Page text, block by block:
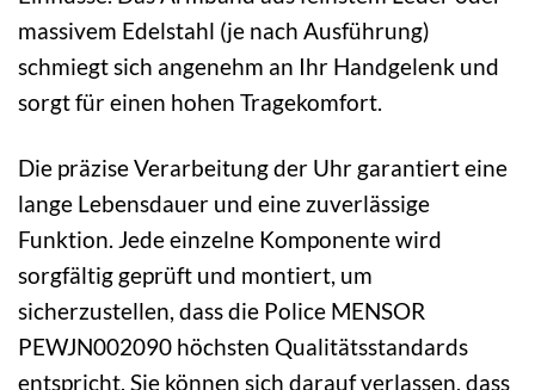
massivem Edelstahl (je nach Ausführung)
schmiegt sich angenehm an Ihr Handgelenk und
sorgt für einen hohen Tragekomfort.
Die präzise Verarbeitung der Uhr garantiert eine
lange Lebensdauer und eine zuverlässige
Funktion. Jede einzelne Komponente wird
sorgfältig geprüft und montiert, um
sicherzustellen, dass die Police MENSOR
PEWJN002090 höchsten Qualitätsstandards
entspricht. Sie können sich darauf verlassen, dass